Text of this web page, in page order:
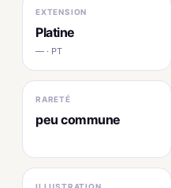
EXTENSION
Platine
— · PT
RARETÉ
peu commune